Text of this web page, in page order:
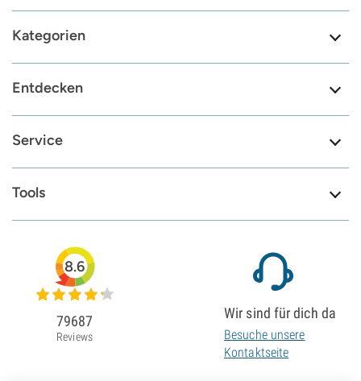
Kategorien
Entdecken
Service
Tools
8.6
79687
Reviews
Wir sind für dich da
Besuche unsere
Kontaktseite